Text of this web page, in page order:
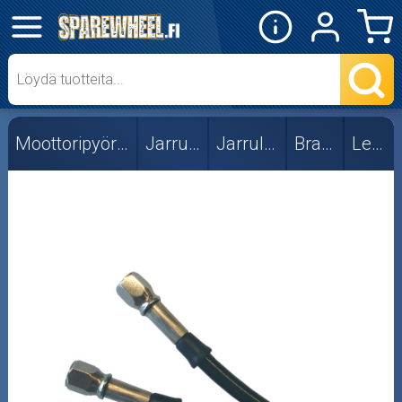
✕
Mopon osat
Skootterin osat
Crossipyörän osat
Moottorikelkan osat
Moottoripyörän osat Jarruosat Jarruletkut Braking Letkut